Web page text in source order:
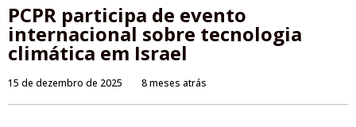
PCPR participa de evento
internacional sobre tecnologia
climática em Israel
15 de dezembro de 2025 8 meses atrás